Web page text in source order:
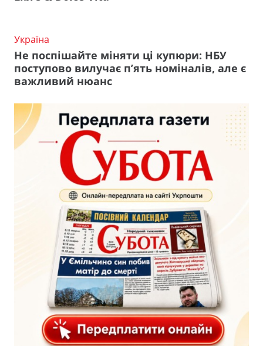
Україна
Не поспішайте міняти ці купюри: НБУ
поступово вилучає п’ять номіналів, але є
важливий нюанс